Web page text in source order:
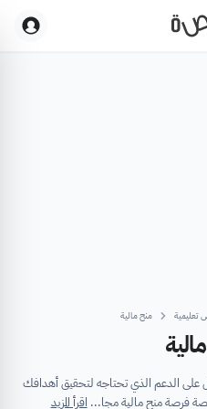
تعليمية منح مالية
على الدعم الذي تحتاجه لتحقيق أهدافك
فرصة منح مالية مجا... اقرأ المزيد